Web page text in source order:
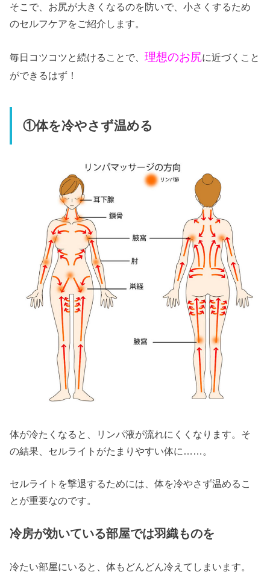
そこで、お尻が大きくなるのを防いで、小さくするため
のセルフケアをご紹介します。
毎日コツコツと続けることで、理想のお尻に近づくこと
ができるはず！
①体を冷やさず温める
体が冷たくなると、リンパ液が流れにくくなります。そ
の結果、セルライトがたまりやすい体に……。
セルライトを撃退するためには、体を冷やさず温めるこ
とが重要なのです。
冷房が効いている部屋では羽織ものを
冷たい部屋にいると、体もどんどん冷えてしまいます。